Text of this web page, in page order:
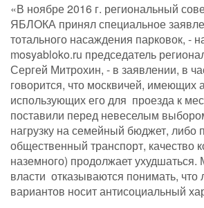
«В ноябре 2016 г. региональный
ЯБЛОКА принял специальное
тотального насаждения парковок, -
mosyabloko.ru председатель
Сергей Митрохин, - в заявлении, в
говорится, что москвичей, имеющих
использующих его для проезда к
поставили перед невеселым
нагрузку на семейный бюджет, либо
общественный транспорт, качество
наземного) продолжает ухудшаться.
власти отказываются понимать, что
вариантов носит антисоциальный